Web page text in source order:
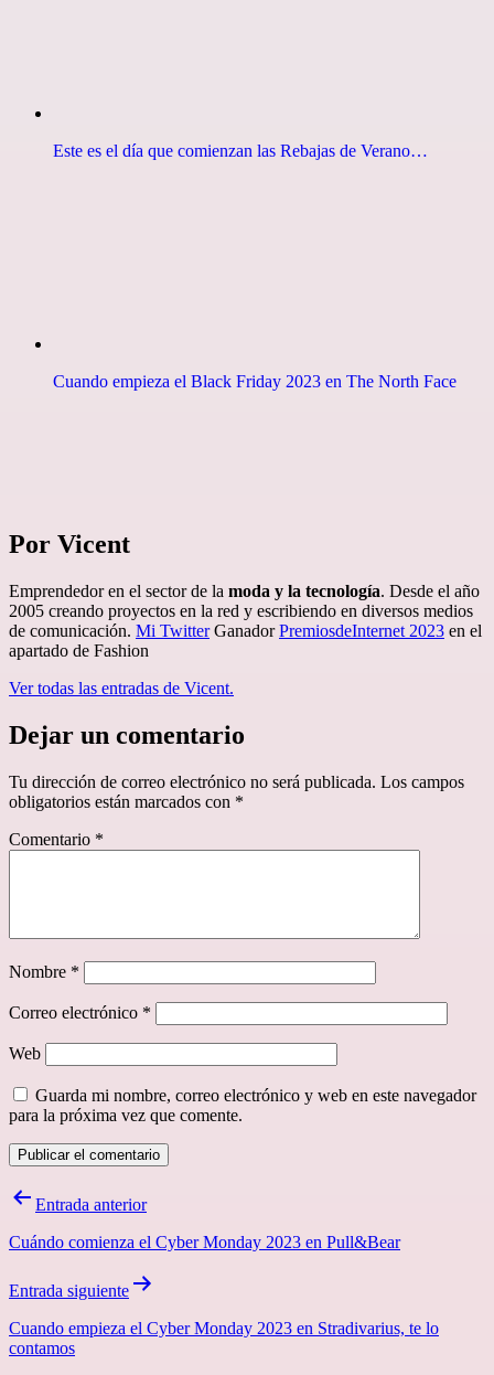
Este es el día que comienzan las Rebajas de Verano…
Cuando empieza el Black Friday 2023 en The North Face
Por Vicent
Emprendedor en el sector de la moda y la tecnología. Desde el año
2005 creando proyectos en la red y escribiendo en diversos medios
de comunicación. Mi TwitterGanadorPremiosdeInternet 2023 en el
apartado de Fashion
Ver todas las entradas de Vicent.
Dejar un comentario
Tu dirección de correo electrónico no será publicada. Los campos
obligatorios están marcados con *
Comentario *
Nombre *
Correo electrónico *
Web
Guarda mi nombre, correo electrónico y web en este navegador
para la próxima vez que comente.
Navegación
entradas
Entrada anterior
Cuándo comienza el Cyber Monday 2023 en Pull&Bear
Entrada siguiente
Cuando empieza el Cyber Monday 2023 en Stradivarius, te lo
contamos